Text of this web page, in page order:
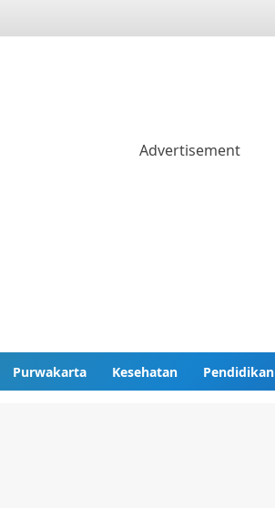
Purwakarta Kesehatan Pendidikan